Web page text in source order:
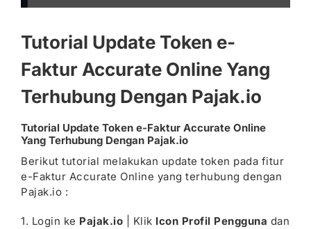
Tutorial Update Token e-
Faktur Accurate Online Yang
Terhubung Dengan Pajak.io
Tutorial Update Token e-Faktur Accurate Online
Yang Terhubung Dengan Pajak.io
Berikut tutorial melakukan update token pada fitur
e-Faktur Accurate Online yang terhubung dengan
Pajak.io :
1. Login ke Pajak.io | Klik Icon Profil Pengguna dan